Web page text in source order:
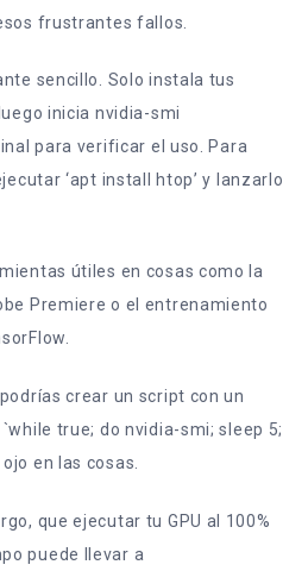
frustrantes fallos.
sencillo. Solo instala tus
inicia nvidia-smi
para verificar el uso. Para
‘apt install htop’ y lanzarlo
útiles en cosas como la
Premiere o el entrenamiento
crear un script con un
true; do nvidia-smi; sleep 5;
en las cosas.
que ejecutar tu GPU al 100%
puede llevar a